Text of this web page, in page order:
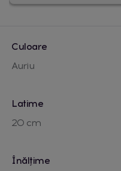
Culoare
Auriu
Latime
20 cm
Înălțime